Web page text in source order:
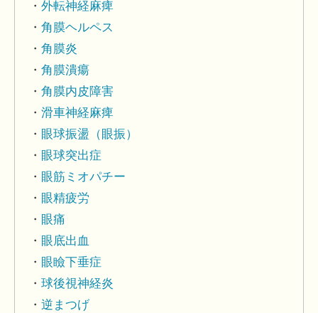
外転神経麻痺
角膜ヘルペス
角膜炎
角膜潰瘍
角膜内皮障害
滑車神経麻痺
眼球振盪（眼振）
眼球突出症
眼筋ミオパチー
眼精疲労
眼痛
眼底出血
眼瞼下垂症
球後視神経炎
逆まつげ